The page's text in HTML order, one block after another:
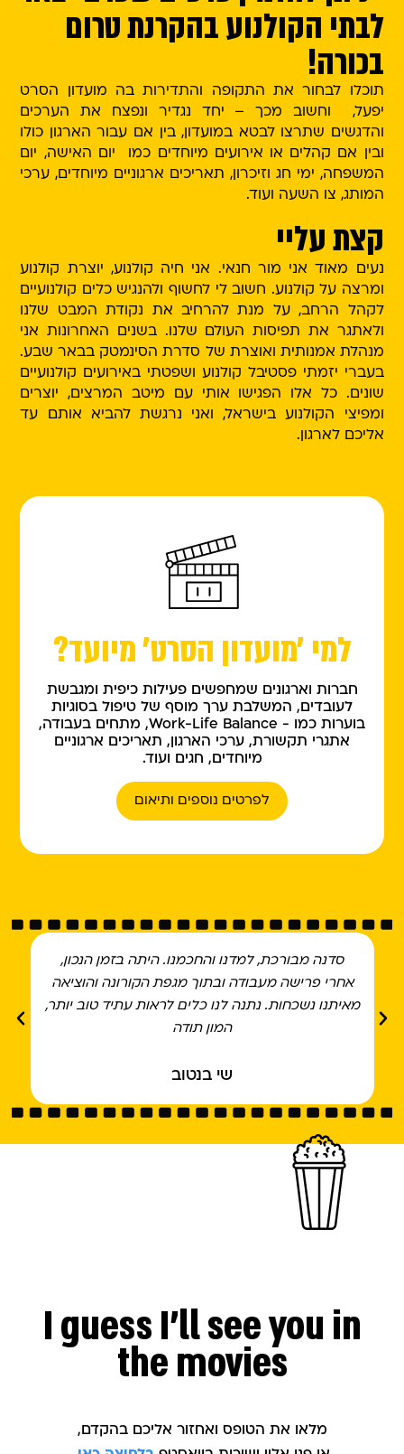
לבתי הקולנוע בהקרנת טרום
בכורה!
תוכלו לבחור את התקופה והתדירות בה מועדון הסרט
יפעל, וחשוב מכך – יחד נגדיר ונפצח את הערכים
והדגשים שתרצו לבטא במועדון, בין אם עבור הארגון כולו
ובין אם קהלים או אירועים מיוחדים כמו יום האישה, יום
המשפחה, ימי חג וזיכרון, תאריכים ארגוניים מיוחדים, ערכי
המותג, צו השעה ועוד.
קצת עליי
נעים מאוד אני מור חנאי. אני חיה קולנוע, יוצרת קולנוע
ומרצה על קולנוע. חשוב לי לחשוף ולהנגיש כלים קולנועיים
לקהל הרחב, על מנת להרחיב את נקודת המבט שלנו
ולאתגר את תפיסות העולם שלנו. בשנים האחרונות אני
מנהלת אמנותית ואוצרת של סדרת הסינמטק בבאר שבע.
בעברי יזמתי פסטיבל קולנוע ושפטתי באירועים קולנועיים
שונים. כל אלו הפגישו אותי עם מיטב המרצים, יוצרים
ומפיצי הקולנוע בישראל, ואני נרגשת להביא אותם עד
אליכם לארגון.
למי ׳מועדון הסרט׳ מיועד?
חברות וארגונים שמחפשים פעילות כיפית ומגבשת
לעובדים, המשלבת ערך מוסף של טיפול בסוגיות
בוערות כמו - Work-Life Balance, מתחים בעבודה,
אתגרי תקשורת, ערכי הארגון, תאריכים ארגוניים
מיוחדים, חגים ועוד.
לפרטים נוספים ותיאום
סדנה מבורכת, למדנו והחכמנו. היתה בזמן הנכון,
אחרי פרישה מעבודה ובתוך מגפת הקורונה והוציאה
מאיתנו נשכחות. נתנה לנו כלים לראות עתיד טוב יותר,
המון תודה
שי בנטוב
I guess I'll see you in
the movies
מלאו את הטופס ואחזור אליכם בהקדם,